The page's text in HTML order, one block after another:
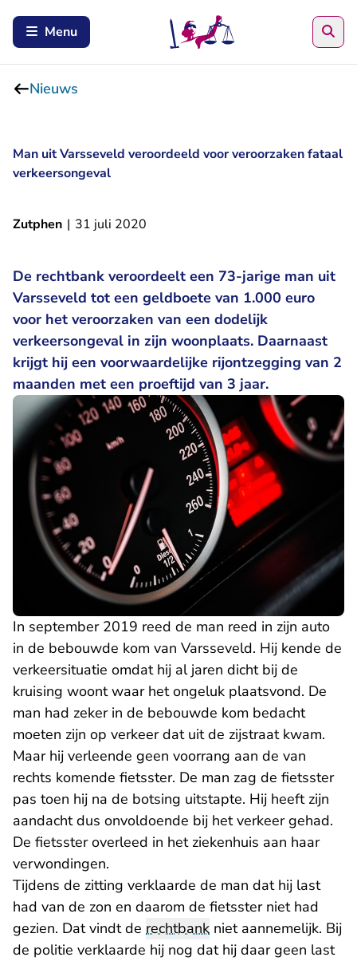
Menu
Nieuws
Man uit Varsseveld veroordeeld voor veroorzaken fataal
verkeersongeval
Zutphen | 31 juli 2020
De rechtbank veroordeelt een 73-jarige man uit
Varsseveld tot een geldboete van 1.000 euro
voor het veroorzaken van een dodelijk
verkeersongeval in zijn woonplaats. Daarnaast
krijgt hij een voorwaardelijke rijontzegging van 2
maanden met een proeftijd van 3 jaar.
In september 2019 reed de man reed in zijn auto
in de bebouwde kom van Varsseveld. Hij kende de
verkeersituatie omdat hij al jaren dicht bij de
kruising woont waar het ongeluk plaatsvond. De
man had zeker in de bebouwde kom bedacht
moeten zijn op verkeer dat uit de zijstraat kwam.
Maar hij verleende geen voorrang aan de van
rechts komende fietsster. De man zag de fietsster
pas toen hij na de botsing uitstapte. Hij heeft zijn
aandacht dus onvoldoende bij het verkeer gehad.
De fietsster overleed in het ziekenhuis aan haar
verwondingen.
Tijdens de zitting verklaarde de man dat hij last
had van de zon en daarom de fietsster niet had
gezien. Dat vindt de rechtbank niet aannemelijk. Bij
de politie verklaarde hij nog dat hij daar geen last